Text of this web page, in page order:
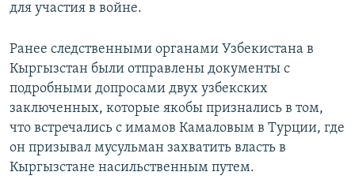
для участия в войне.
Ранее следственными органами Узбекистана в
Кыргызстан были отправлены документы с
подробными допросами двух узбекских
заключенных, которые якобы признались в том,
что встречались с имамов Камаловым в Турции, где
он призывал мусульман захватить власть в
Кыргызстане насильственным путем.